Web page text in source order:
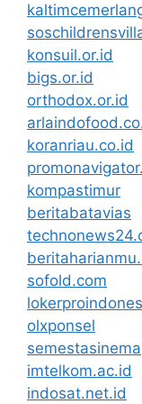
konsuil.or.id
bigs.or.id
orthodox.or.id
koranriau.co.id
kompastimur
beritabatavias
sofold.com
olxponsel
semestasinema
imtelkom.ac.id
indosat.net.id